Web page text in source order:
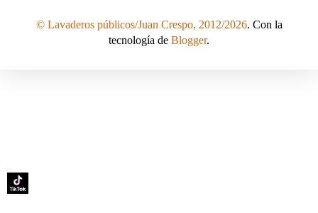
© Lavaderos públicos/Juan Crespo, 2012/2026. Con la
tecnología de Blogger.